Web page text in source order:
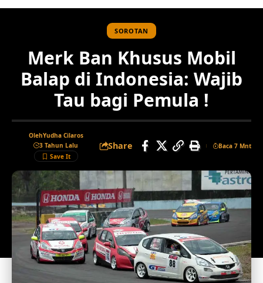
SOROTAN
Merk Ban Khusus Mobil
Balap di Indonesia: Wajib
Tau bagi Pemula !
OlehYudha Cilaros
3 Tahun Lalu
Share Baca 7 Mnt